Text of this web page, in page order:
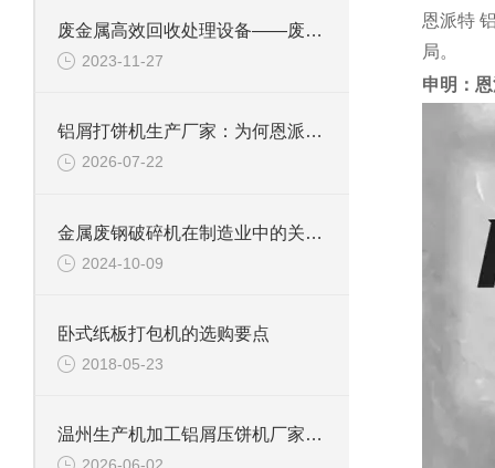
废金属高效回收处理设备——废钢边角料锤式撕碎机
2023-11-27
铝屑打饼机生产厂家：为何恩派特成为行业优选？
2026-07-22
金属废钢破碎机在制造业中的关键角色
2024-10-09
卧式纸板打包机的选购要点
2018-05-23
温州生产机加工铝屑压饼机厂家推荐：为什么恩派特是更明智的选择？
恩派特
局。
申明：